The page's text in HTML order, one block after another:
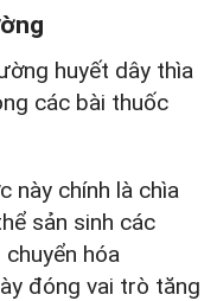
huyết dây thìa
các bài thuốc
này chính là chìa
sản sinh các
hóa
đóng vai trò tăng